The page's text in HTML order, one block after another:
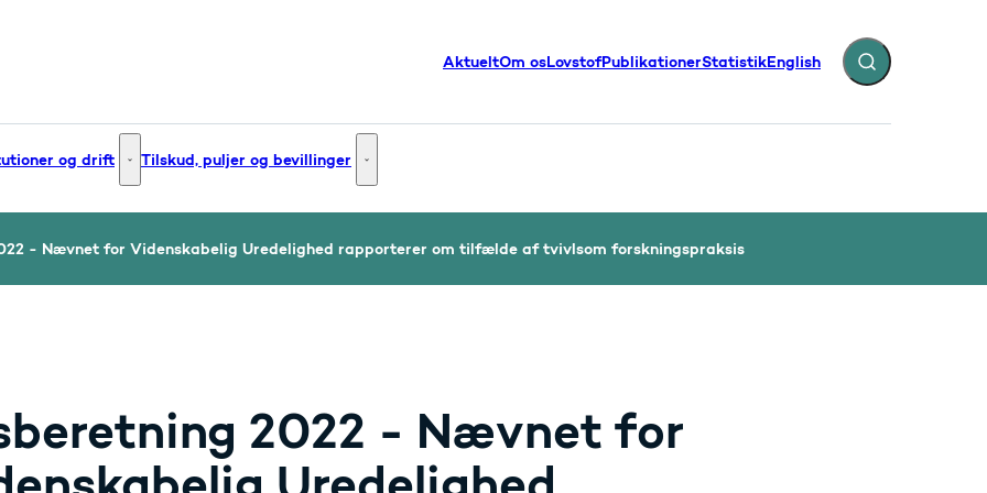
AktueltOm osLovstofPublikationerStatistikEnglish Fold søgefelt ud
og innovation - Flere links
og drift Institutioner og drift - Flere links
Tilskud, puljer og bevillinger Tilskud, puljer og bevillinger - Flere links
- Nævnet for Videnskabelig Uredelighed rapporterer om tilfælde af tvivlsom forskningspraksis
2022 - Nævnet for